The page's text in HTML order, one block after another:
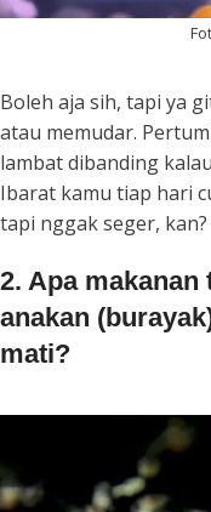
Boleh aja sih, tapi ya
atau memudar.
lambat dibanding
Ibarat kamu tiap hari
tapi nggak seger, kan?
2. Apa
anakan
mati?